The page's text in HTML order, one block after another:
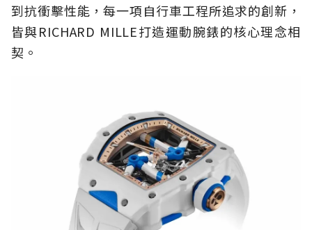
到抗衝擊性能，每一項自行車工程所追求的創新，
皆與RICHARD MILLE打造運動腕錶的核心理念相
契。